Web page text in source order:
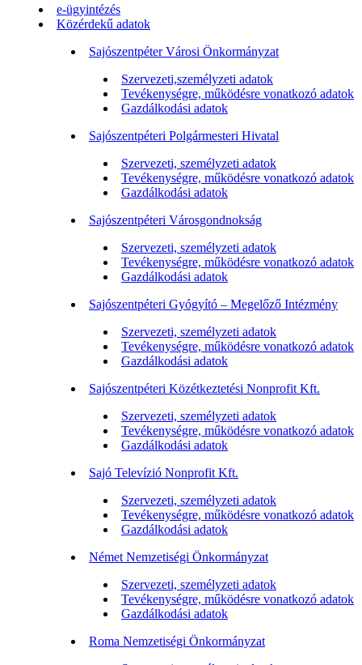
e-ügyintézés
Közérdekű adatok
Sajószentpéter Városi Önkormányzat
Szervezeti,személyzeti adatok
Tevékenységre, működésre vonatkozó adatok
Gazdálkodási adatok
Sajószentpéteri Polgármesteri Hivatal
Szervezeti, személyzeti adatok
Tevékenységre, működésre vonatkozó adatok
Gazdálkodási adatok
Sajószentpéteri Városgondnokság
Szervezeti, személyzeti adatok
Tevékenységre, működésre vonatkozó adatok
Gazdálkodási adatok
Sajószentpéteri Gyógyító – Megelőző Intézmény
Szervezeti, személyzeti adatok
Tevékenységre, működésre vonatkozó adatok
Gazdálkodási adatok
Sajószentpéteri Közétkeztetési Nonprofit Kft.
Szervezeti, személyzeti adatok
Tevékenységre, működésre vonatkozó adatok
Gazdálkodási adatok
Sajó Televízió Nonprofit Kft.
Szervezeti, személyzeti adatok
Tevékenységre, működésre vonatkozó adatok
Gazdálkodási adatok
Német Nemzetiségi Önkormányzat
Szervezeti, személyzeti adatok
Tevékenységre, működésre vonatkozó adatok
Gazdálkodási adatok
Roma Nemzetiségi Önkormányzat